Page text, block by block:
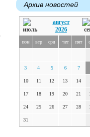
Архив новостей
август
2026
пон втр срд чет пят
3 4 5 6 7
10 11 12 13 14
17 18 19 20 21
24 25 26 27 28
31